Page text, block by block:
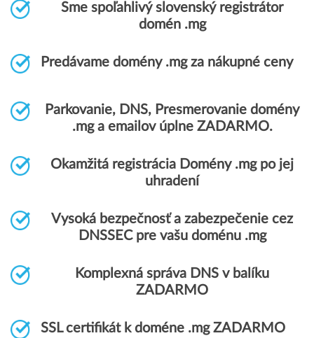
Sme spoľahlivý slovenský registrátor
domén .mg
Predávame domény .mg za nákupné ceny
Parkovanie, DNS, Presmerovanie domény
.mg a emailov úplne ZADARMO.
Okamžitá registrácia Domény .mg po jej
uhradení
Vysoká bezpečnosť a zabezpečenie cez
DNSSEC pre vašu doménu .mg
Komplexná správa DNS v balíku
ZADARMO
SSL certifikát k doméne .mg ZADARMO